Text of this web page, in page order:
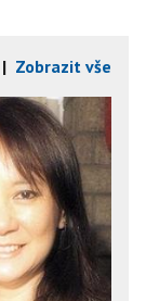
| Zobrazit vše